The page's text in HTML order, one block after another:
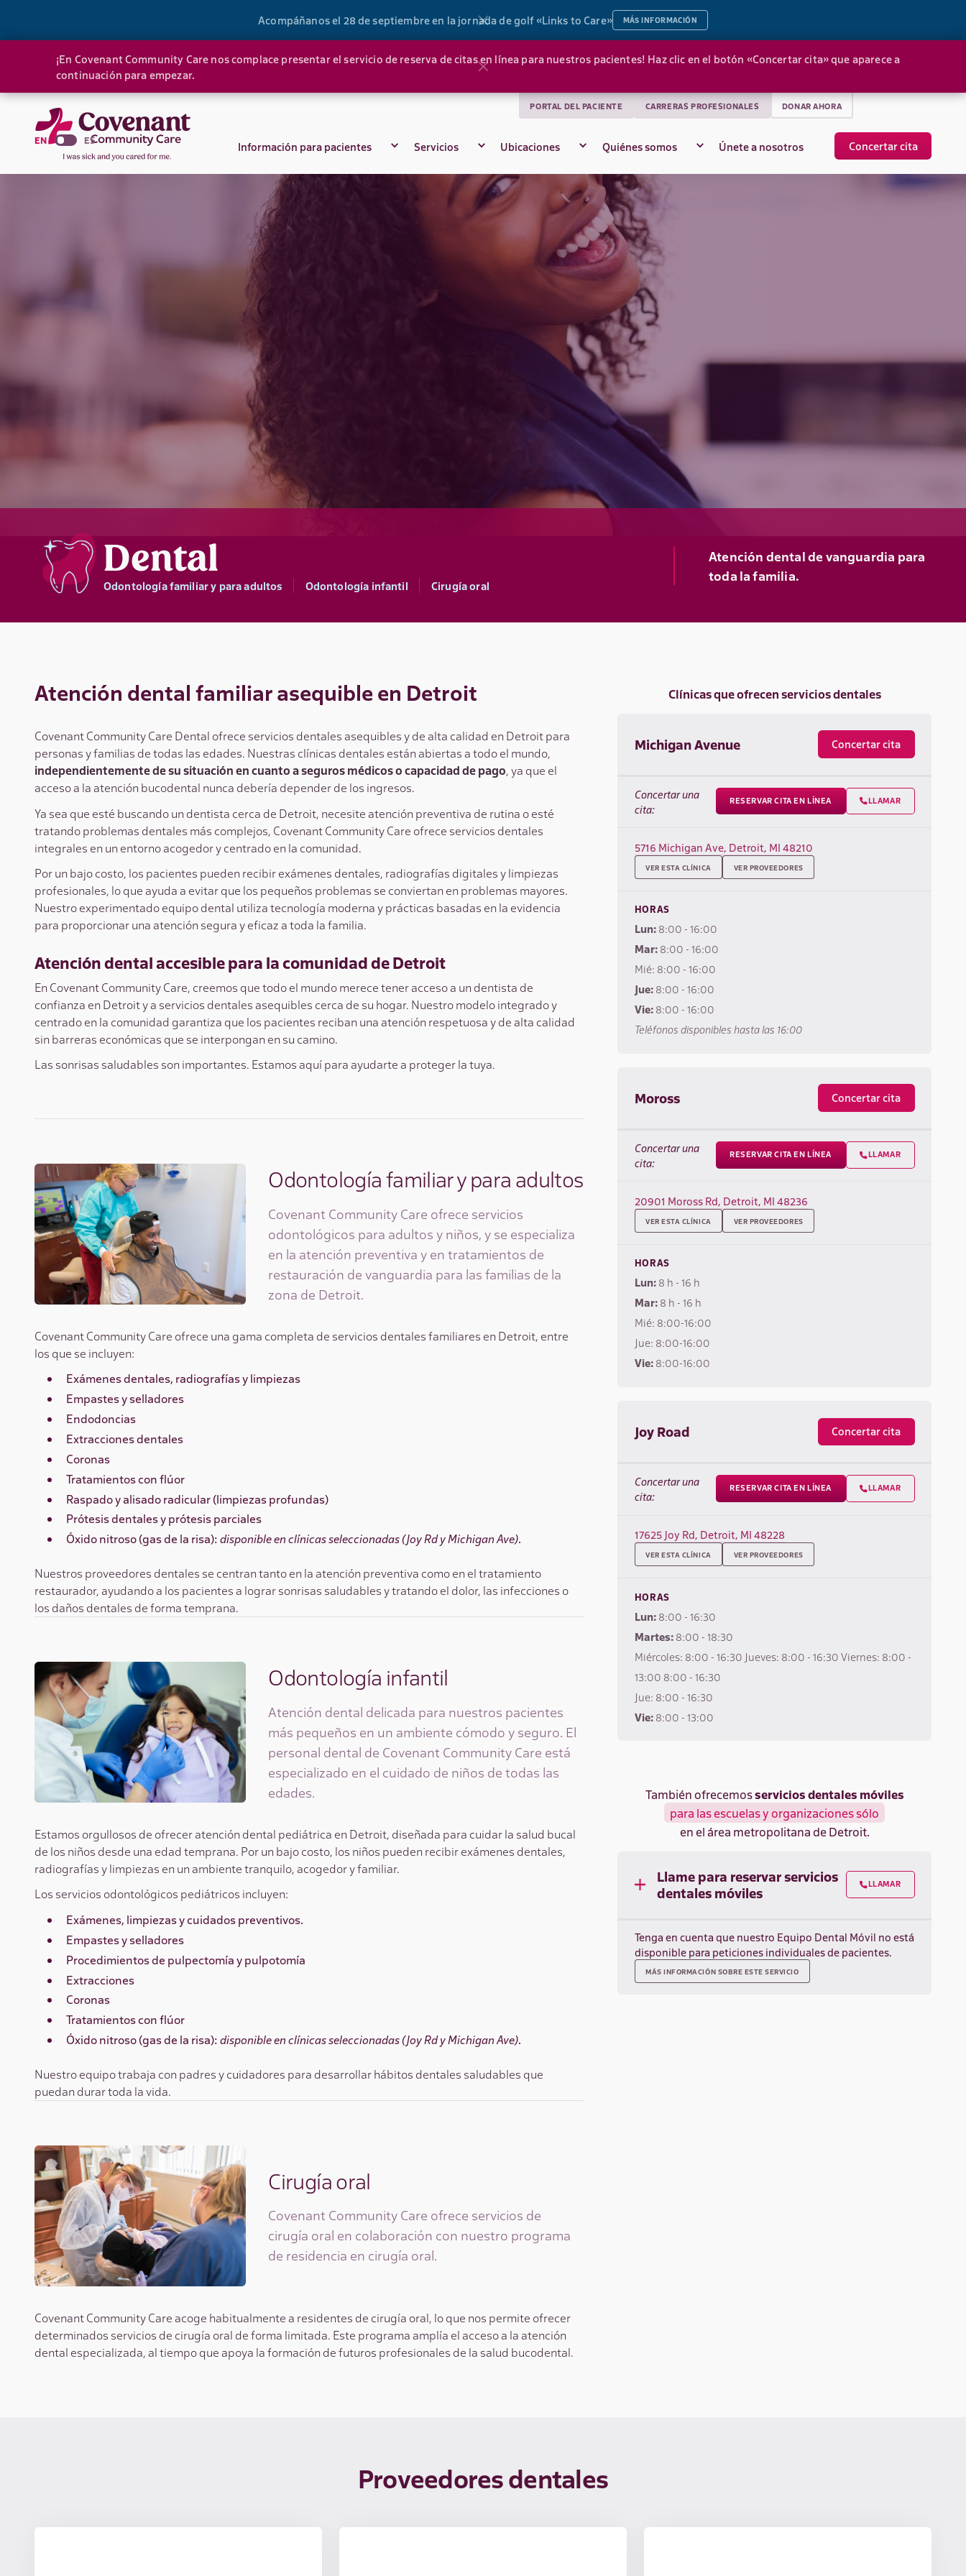
Acompáñanos el 28 de septiembre en la jornada de golf «Links to Care» MÁS INFORMACIÓN
¡En Covenant Community Care nos complace presentar el servicio de reserva de citas en línea para nuestros pacientes! Haz clic en el botón «Concertar cita» que aparece a
continuación para empezar.
Información para pacientes Servicios Ubicaciones Quiénes somos Únete a nosotros Concertar cita
PORTAL DEL PACIENTE CARRERAS PROFESIONALES DONAR AHORA
EN ES
Dental
Odontología familiar y para adultos Odontología infantil Cirugía oral
Atención dental de vanguardia para
toda la familia.
Atención dental familiar asequible en Detroit
Covenant Community Care Dental ofrece servicios dentales asequibles y de alta calidad en Detroit para
personas y familias de todas las edades. Nuestras clínicas dentales están abiertas a todo el mundo,
independientemente de su situación en cuanto a seguros médicos o capacidad de pago, ya que el
acceso a la atención bucodental nunca debería depender de los ingresos.
Ya sea que esté buscando un dentista cerca de Detroit, necesite atención preventiva de rutina o esté
tratando problemas dentales más complejos, Covenant Community Care ofrece servicios dentales
integrales en un entorno acogedor y centrado en la comunidad.
Por un bajo costo, los pacientes pueden recibir exámenes dentales, radiografías digitales y limpiezas
profesionales, lo que ayuda a evitar que los pequeños problemas se conviertan en problemas mayores.
Nuestro experimentado equipo dental utiliza tecnología moderna y prácticas basadas en la evidencia
para proporcionar una atención segura y eficaz a toda la familia.
Atención dental accesible para la comunidad de Detroit
En Covenant Community Care, creemos que todo el mundo merece tener acceso a un dentista de
confianza en Detroit y a servicios dentales asequibles cerca de su hogar. Nuestro modelo integrado y
centrado en la comunidad garantiza que los pacientes reciban una atención respetuosa y de alta calidad
sin barreras económicas que se interpongan en su camino.
Las sonrisas saludables son importantes. Estamos aquí para ayudarte a proteger la tuya.
Odontología familiar y para adultos
Covenant Community Care ofrece servicios
odontológicos para adultos y niños, y se especializa
en la atención preventiva y en tratamientos de
restauración de vanguardia para las familias de la
zona de Detroit.
Covenant Community Care ofrece una gama completa de servicios dentales familiares en Detroit, entre
los que se incluyen:
Exámenes dentales, radiografías y limpiezas
Empastes y selladores
Endodoncias
Extracciones dentales
Coronas
Tratamientos con flúor
Raspado y alisado radicular (limpiezas profundas)
Prótesis dentales y prótesis parciales
Óxido nitroso (gas de la risa):disponible en clínicas seleccionadas (Joy Rd y Michigan Ave).
Nuestros proveedores dentales se centran tanto en la atención preventiva como en el tratamiento
restaurador, ayudando a los pacientes a lograr sonrisas saludables y tratando el dolor, las infecciones o
los daños dentales de forma temprana.
Odontología infantil
Atención dental delicada para nuestros pacientes
más pequeños en un ambiente cómodo y seguro. El
personal dental de Covenant Community Care está
especializado en el cuidado de niños de todas las
edades.
Estamos orgullosos de ofrecer atención dental pediátrica en Detroit, diseñada para cuidar la salud bucal
de los niños desde una edad temprana. Por un bajo costo, los niños pueden recibir exámenes dentales,
radiografías y limpiezas en un ambiente tranquilo, acogedor y familiar.
Los servicios odontológicos pediátricos incluyen:
Exámenes, limpiezas y cuidados preventivos.
Empastes y selladores
Procedimientos de pulpectomía y pulpotomía
Extracciones
Coronas
Tratamientos con flúor
Óxido nitroso (gas de la risa):disponible en clínicas seleccionadas (Joy Rd y Michigan Ave).
Nuestro equipo trabaja con padres y cuidadores para desarrollar hábitos dentales saludables que
puedan durar toda la vida.
Cirugía oral
Covenant Community Care ofrece servicios de
cirugía oral en colaboración con nuestro programa
de residencia en cirugía oral.
Covenant Community Care acoge habitualmente a residentes de cirugía oral, lo que nos permite ofrecer
determinados servicios de cirugía oral de forma limitada. Este programa amplía el acceso a la atención
dental especializada, al tiempo que apoya la formación de futuros profesionales de la salud bucodental.
Clínicas que ofrecen servicios dentales
Michigan Avenue Concertar cita
Concertar una
cita:
RESERVAR CITA EN LÍNEA LLAMAR
5716 Michigan Ave, Detroit, MI 48210
VER ESTA CLÍNICA VER PROVEEDORES
HORAS
Lun:8:00 - 16:00
Mar:8:00 - 16:00
Mié: 8:00 - 16:00
Jue: 8:00 - 16:00
Vie:8:00 - 16:00
Teléfonos disponibles hasta las 16:00
Moross Concertar cita
Concertar una
cita:
RESERVAR CITA EN LÍNEA  LLAMAR
20901 Moross Rd, Detroit, MI 48236
VER ESTA CLÍNICA VER PROVEEDORES
HORAS
Lun:8 h - 16 h
Mar:8 h - 16 h
Mié: 8:00-16:00
Jue: 8:00-16:00
Vie:8:00-16:00
Joy Road Concertar cita
Concertar una
cita:
RESERVAR CITA EN LÍNEA  LLAMAR
17625 Joy Rd, Detroit, MI 48228
VER ESTA CLÍNICA VER PROVEEDORES
HORAS
Lun:8:00 - 16:30
Martes:8:00 - 18:30
Miércoles: 8:00 - 16:30 Jueves: 8:00 - 16:30 Viernes: 8:00 -
13:00 8:00 - 16:30
Jue: 8:00 - 16:30
Vie:8:00 - 13:00
También ofrecemosservicios dentales móviles
para las escuelas y organizaciones sólo
en el área metropolitana de Detroit.
Llame para reservar servicios
dentales móviles
 LLAMAR
Tenga en cuenta que nuestro Equipo Dental Móvil no está
disponible para peticiones individuales de pacientes.
MÁS INFORMACIÓN SOBRE ESTE SERVICIO
Proveedores dentales